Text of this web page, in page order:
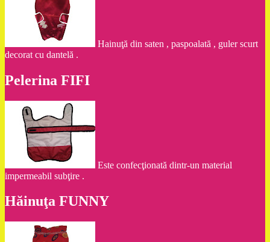
Hainuţă din saten , paspoalată , guler scurt
decorat cu dantelă .
Pelerina FIFI
Este confecţionată dintr-un material
impermeabil subţire .
Hăinuţa FUNNY